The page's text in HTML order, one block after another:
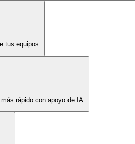
tus equipos.
rápido con apoyo de IA.